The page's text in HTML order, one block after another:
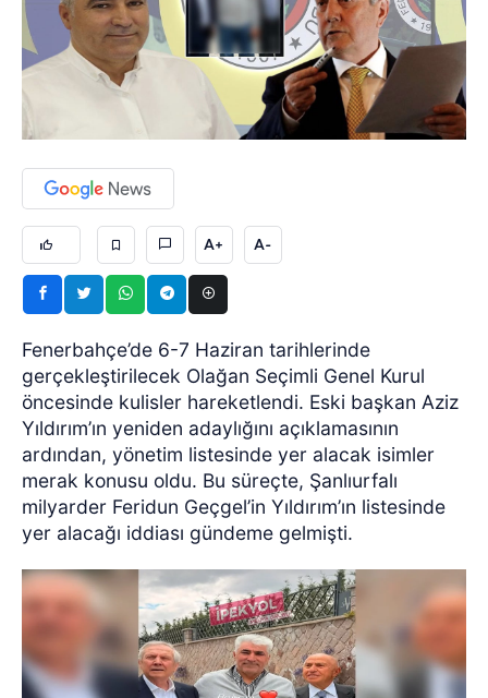
A+ A-
Fenerbahçe’de 6-7 Haziran tarihlerinde
gerçekleştirilecek Olağan Seçimli Genel Kurul
öncesinde kulisler hareketlendi. Eski başkan Aziz
Yıldırım’ın yeniden adaylığını açıklamasının
ardından, yönetim listesinde yer alacak isimler
merak konusu oldu. Bu süreçte, Şanlıurfalı
milyarder Feridun Geçgel’in Yıldırım’ın listesinde
yer alacağı iddiası gündeme gelmişti.